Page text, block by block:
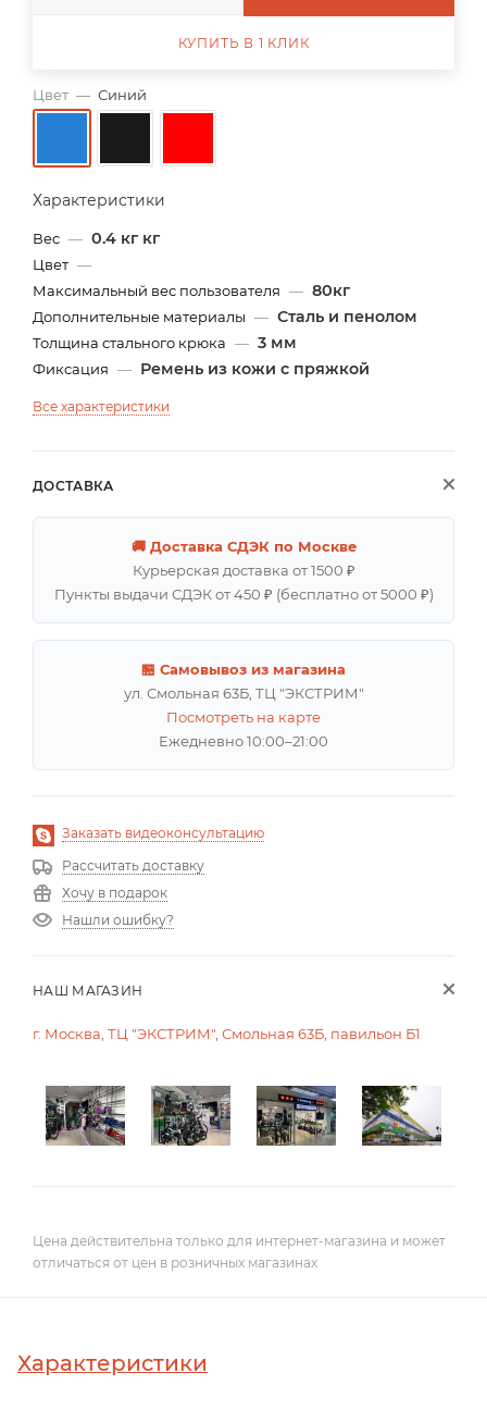
Цвет — Синий
Характеристики
Вес — 0.4 кг кг
Цвет —
Максимальный вес пользователя — 80кг
Дополнительные материалы — Сталь и пенолом
Толщина стального крюка — 3 мм
Фиксация — Ремень из кожи с пряжкой
Все характеристики
ДОСТАВКА
🚚 Доставка СДЭК по Москве
Курьерская доставка от 1500 ₽
Пункты выдачи СДЭК от 450 ₽ (бесплатно от 5000 ₽)
🏪 Самовывоз из магазина
ул. Смольная 63Б, ТЦ "ЭКСТРИМ"
Посмотреть на карте
Ежедневно 10:00–21:00
Заказать видеоконсультацию
Рассчитать доставку
Хочу в подарок
Нашли ошибку?
НАШ МАГАЗИН
г. Москва, ТЦ "ЭКСТРИМ", Смольная 63Б, павильон Б1
КУПИТЬ В 1 КЛИК
Цена действительна только для интернет-магазина и может
отличаться от цен в розничных магазинах
Характеристики